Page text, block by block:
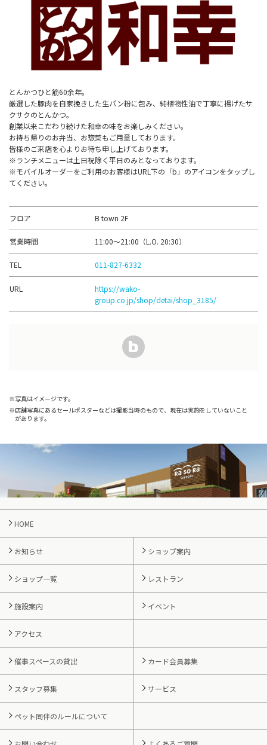
とんかつひと筋60余年。
厳選した豚肉を自家挽きした生パン粉に包み、純植物性油で丁寧に揚げたサ
クサクのとんかつ。
創業以来こだわり続けた和幸の味をお楽しみください。
お持ち帰りのお弁当、お惣菜もご用意しております。
皆様のご来店を心よりお待ち申し上げております。
※ランチメニューは土日祝除く平日のみとなっております。
※モバイルオーダーをご利用のお客様はURL下の「b」のアイコンをタップし
てください。
フロア B town 2F
営業時間 11:00〜21:00（L.O. 20:30）
TEL 011-827-6332
URL
https://wako-
group.co.jp/shop/detai/shop_3185/
写真はイメージです。
店舗写真にあるセールポスターなどは撮影当時のもので、現在は実施をしていないこと
があります。
HOME
お知らせ ショップ案内
ショップ一覧 レストラン
施設案内 イベント
アクセス
催事スペースの貸出 カード会員募集
スタッフ募集 サービス
ペット同伴のルールについて